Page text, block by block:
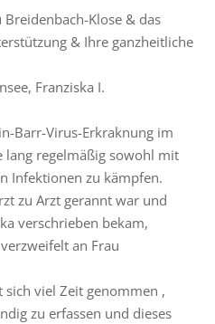
Klose & das
& Ihre ganzheitliche
Franziska I.
Barr-Virus-Erkraknung im
lang regelmäßig sowohl mit
Infektionen zu kämpfen.
zu Arzt gerannt war und
verschrieben bekam,
an Frau
sich viel Zeit genommen ,
zu erfassen und dieses